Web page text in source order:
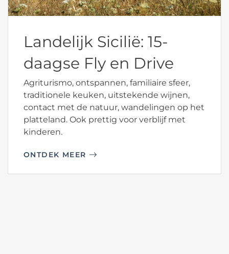
Landelijk Sicilië: 15-
daagse Fly en Drive
Agriturismo, ontspannen, familiaire sfeer,
traditionele keuken, uitstekende wijnen,
contact met de natuur, wandelingen op het
platteland. Ook prettig voor verblijf met
kinderen.
ONTDEK MEER